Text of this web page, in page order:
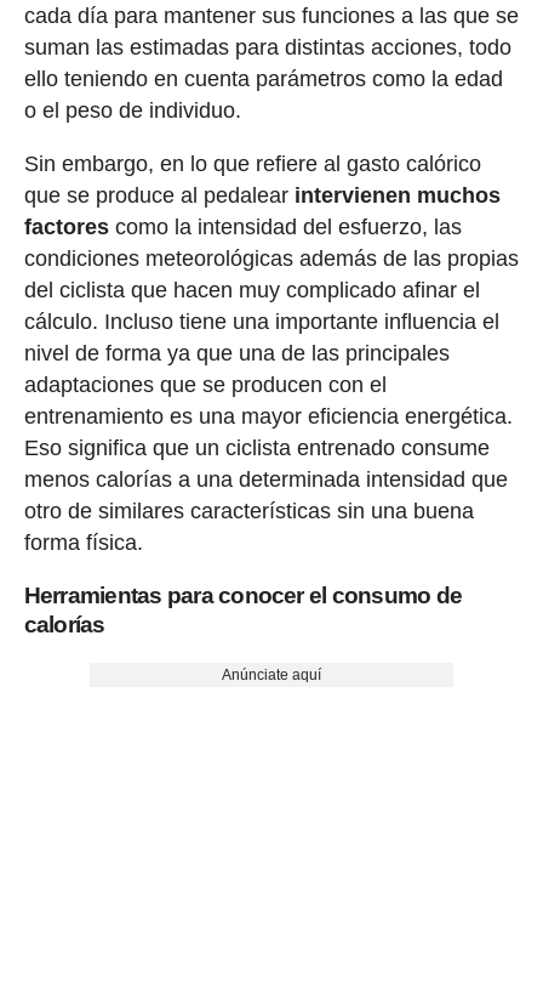
cada día para mantener sus funciones a las que se
suman las estimadas para distintas acciones, todo
ello teniendo en cuenta parámetros como la edad
o el peso de individuo.
Sin embargo, en lo que refiere al gasto calórico
que se produce al pedalear intervienen muchos
factorescomo la intensidad del esfuerzo, las
condiciones meteorológicas además de las propias
del ciclista que hacen muy complicado afinar el
cálculo. Incluso tiene una importante influencia el
nivel de forma ya que una de las principales
adaptaciones que se producen con el
entrenamiento es una mayor eficiencia energética.
Eso significa que un ciclista entrenado consume
menos calorías a una determinada intensidad que
otro de similares características sin una buena
forma física.
Herramientas para conocer el consumo de
calorías
Anúnciate aquí